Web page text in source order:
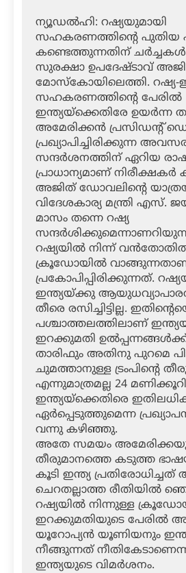
ന്യൂഡല്‍ഹി: റഷ്യയുമായി
സഹകരണത്തിന്റെ പുതിയ
കണ്ടെത്തുന്നതിന്
സുരക്ഷാ ഉപദേഷ്ടാവ്
മോസ്‌കോയിലെത്തി. റഷ്യ-
സഹകരണത്തിന്റെ പേരില്‍
ഇന്ത്യയ്‌ക്കെതിരേ ഉയര്‍ന്ന
അമേരിക്കന്‍ പ്രസിഡന്റ്
പ്രഖ്യാപിച്ചിരിക്കുന്ന
സന്ദര്‍ശനത്തിന് ഏറിയ
പ്രാധാന്യമാണ്
അജിത് ഡോവലിന്റെ
വിദേശകാര്യ മന്ത്രി എസ്.
മാസം തന്നെ റഷ്യ
റഷ്യയില്‍ നിന്ന്
ക്രൂഡോയില്‍ വാങ്ങുന്നതാണ്
പ്രകോപിപ്പിരിക്കുന്നത്.
ഇന്ത്യയ്ക്കു
തീരെ രസിച്ചിട്ടില്ല.
പശ്ചാത്തലത്തിലാണ്
ഇറക്കുമതി
താരിഫും അതിനു പുറമെ
ചുമത്താനുള്ള ട്രംപിന്റെ
എന്നുമാത്രമല്ല 24
ഇന്ത്യയ്‌ക്കെതിരെ
ഏര്‍പ്പെടുത്തുമെന്ന
വന്നു കഴിഞ്ഞു.
അതേ സമയം
തീരുമാനത്തെ കടുത്ത
കൂടി ഇന്ത്യ
ചെറതല്ലാത്ത രീതിയില്‍
റഷ്യയില്‍ നിന്നുള്ള
ഇറക്കുമതിയുടെ പേരില്‍
യൂറോപ്യന്‍ യൂണിയനും
നീങ്ങുന്നത്
ഇന്ത്യയുടെ വിമര്‍ശനം.